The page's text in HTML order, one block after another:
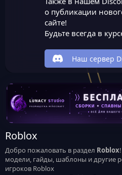
о публикации
сайте!
Будьте всегда в
Наш сервер
Roblox
Добро пожаловать в раздел Roblox
модели, гайды, шаблоны и другие
игроков Roblox